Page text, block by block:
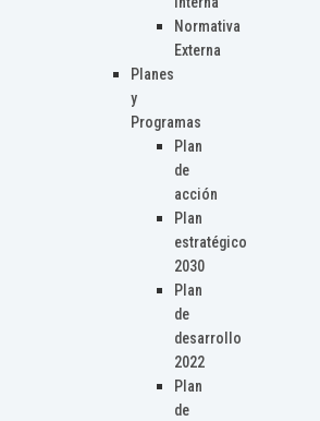
Normativa
Externa
Planes
y
Programas
Plan
de
acción
Plan
estratégico
2030
Plan
de
desarrollo
2022
Plan
de